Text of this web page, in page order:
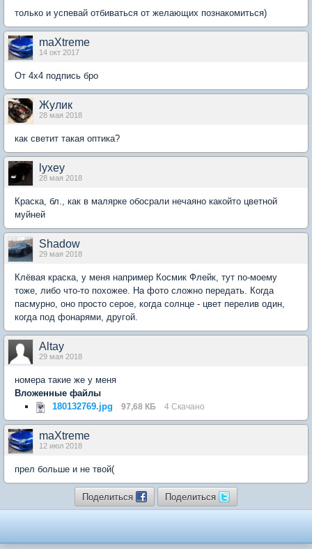
только и успевай отбиваться от желающих познакомиться)
maXtreme
14 окт 2017
От 4х4 подпись бро
Жулик
28 мая 2018
как светит такая оптика?
lyxey
28 мая 2018
Краска, бл., как в малярке обосрали нечаяно какойто цветной
муйней
Shadow
29 мая 2018
Клёвая краска, у меня например Космик Флейк, тут по-моему
тоже, либо что-то похожее. На фото сложно передать. Когда
пасмурно, оно просто серое, когда солнце - цвет перелив один,
когда под фонарями, другой.
Altay
29 мая 2018
номера такие же у меня
Вложенные файлы
180132769.jpg
97,68 КБ 4 Скачано
maXtreme
12 июл 2018
прел больше и не твой(
Поделиться Поделиться